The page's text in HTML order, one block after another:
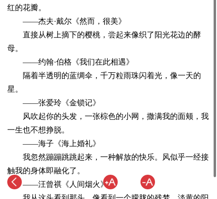
红的花瓣。
——杰夫·戴尔《然而，很美》
直接从树上摘下的樱桃，尝起来像织了阳光花边的酵
母。
——约翰·伯格《我们在此相遇》
隔着半透明的蓝绸伞，千万粒雨珠闪着光，像一天的
星。
——张爱玲《金锁记》
风吹起你的头发，一张棕色的小网，撒满我的面颊，我
一生也不想挣脱。
——海子《海上婚礼》
我忽然蹦蹦跳跳起来，一种解放的快乐。风似乎一经接
触我的身体即融化了。
——汪曾祺《人间烟火》